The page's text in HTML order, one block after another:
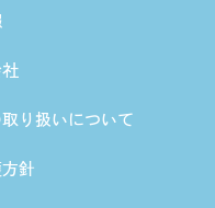
り扱いについて
針